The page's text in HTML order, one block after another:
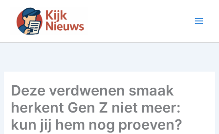
inhoud
Deze verdwenen smaak
herkent Gen Z niet meer:
kun jij hem nog proeven?